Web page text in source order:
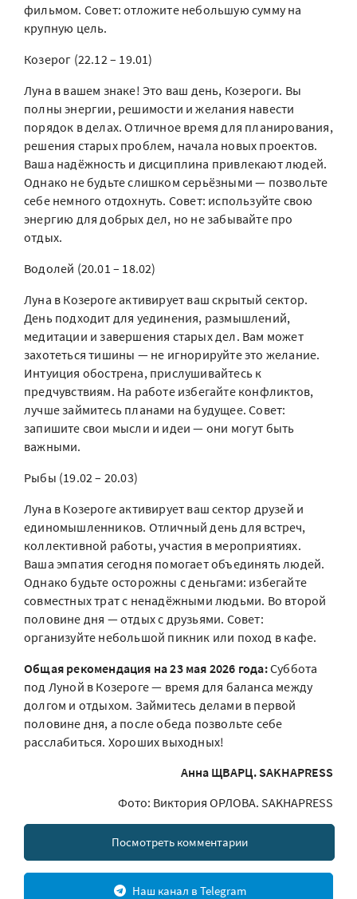
фильмом. Совет: отложите небольшую сумму на
крупную цель.
Козерог (22.12 – 19.01)
Луна в вашем знаке! Это ваш день, Козероги. Вы
полны энергии, решимости и желания навести
порядок в делах. Отличное время для планирования,
решения старых проблем, начала новых проектов.
Ваша надёжность и дисциплина привлекают людей.
Однако не будьте слишком серьёзными — позвольте
себе немного отдохнуть. Совет: используйте свою
энергию для добрых дел, но не забывайте про
отдых.
Водолей (20.01 – 18.02)
Луна в Козероге активирует ваш скрытый сектор.
День подходит для уединения, размышлений,
медитации и завершения старых дел. Вам может
захотеться тишины — не игнорируйте это желание.
Интуиция обострена, прислушивайтесь к
предчувствиям. На работе избегайте конфликтов,
лучше займитесь планами на будущее. Совет:
запишите свои мысли и идеи — они могут быть
важными.
Рыбы (19.02 – 20.03)
Луна в Козероге активирует ваш сектор друзей и
единомышленников. Отличный день для встреч,
коллективной работы, участия в мероприятиях.
Ваша эмпатия сегодня помогает объединять людей.
Однако будьте осторожны с деньгами: избегайте
совместных трат с ненадёжными людьми. Во второй
половине дня — отдых с друзьями. Совет:
организуйте небольшой пикник или поход в кафе.
Общая рекомендация на 23 мая 2026 года:Суббота
под Луной в Козероге — время для баланса между
долгом и отдыхом. Займитесь делами в первой
половине дня, а после обеда позвольте себе
расслабиться. Хороших выходных!
Анна ЩВАРЦ. SAKHAPRESS
Фото: Виктория ОРЛОВА. SAKHAPRESS
Посмотреть комментарии
Наш канал в Telegram